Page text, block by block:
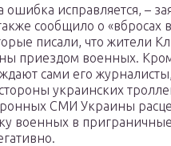
ошибка исправляется, –
сообщило о «вбросах
писали, что жители
приездом военных.
сами его
стороны украинских
СМИ Украины
военных в